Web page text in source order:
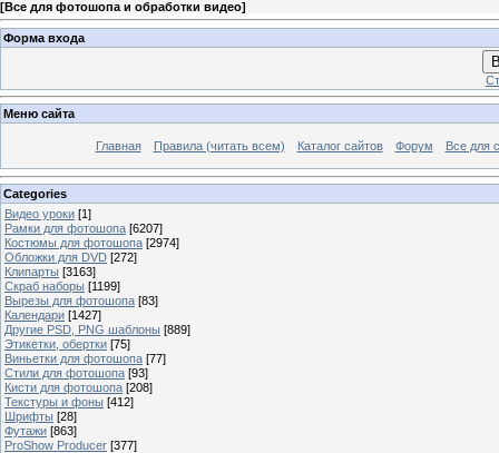
[Все для фотошопа и обработки видео]
Форма входа
Меню сайта
Главная Правила (читать всем) Каталог сайтов Форум Все для
Categories
Видео уроки [1]
Рамки для фотошопа [6207]
Костюмы для фотошопа [2974]
Обложки для DVD [272]
Клипарты [3163]
Скраб наборы [1199]
Вырезы для фотошопа [83]
Календари [1427]
Другие PSD, PNG шаблоны [889]
Этикетки, обертки [75]
Виньетки для фотошопа [77]
Стили для фотошопа [93]
Кисти для фотошопа [208]
Текстуры и фоны [412]
Шрифты [28]
Футажи [863]
ProShow Producer [377]